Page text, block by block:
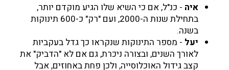
איה - כנ"ל, אם כי השיא שלו הגיע מוקדם יותר,
בתחילת שנות ה-2000, ועם "רק" כ-600 תינוקות
בשנה.
יעל - מספר התינוקות שנקראו כך גדל בעקביות
לאורך השנים, ובצורה ניכרת, גם אם לא "הדביק" את
קצב גידול האוכלוסייה, ולכן פחת באחוזים, אבל